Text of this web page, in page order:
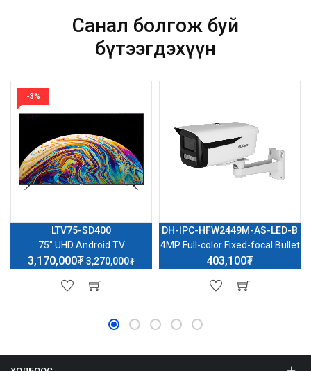
Санал болгож буй
бүтээгдэхүүн
-3%
LTV75-SD400
75'' UHD Android TV
3,170,000₮3,270,000₮
DH-IPC-HFW2449M-AS-LED-B
4MP Full-color Fixed-focal Bullet
403,100₮